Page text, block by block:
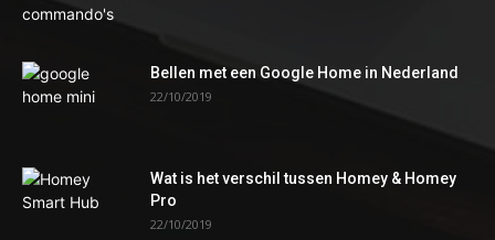
Bellen met een Google Home in Nederland
22/10/2019
Wat is het verschil tussen Homey & Homey
Pro
22/10/2019